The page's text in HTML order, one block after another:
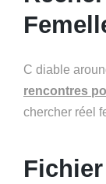
C diable
rencontres
chercher réel